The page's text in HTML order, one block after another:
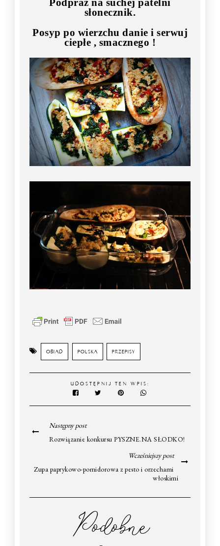
słonecznik.
Posyp po wierzchu danie i serwuj
ciepłe , smacznego !
OBIAD POLSKA PRZEPISY
UDOSTĘPNIJ TEN WPIS:
Następny post
Rozwiązanie konkursu PYSZNE.NA SŁODKO!
Wcześniejszy post
Zupa paprykowo-pomidorowa z pesto i orzechami
włoskimi
Podobne